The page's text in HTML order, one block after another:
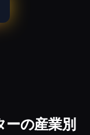
ーの産業別